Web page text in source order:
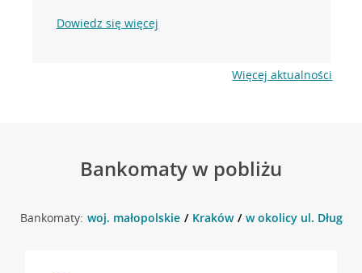
Dowiedz się więcej
Więcej aktualności
Bankomaty w pobliżu
Bankomaty: woj. małopolskie Kraków w okolicy ul. Długa